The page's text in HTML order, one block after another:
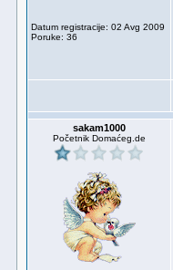
Datum registracije: 02 Avg 2009
Poruke: 36
sakam1000
Početnik Domaćeg.de